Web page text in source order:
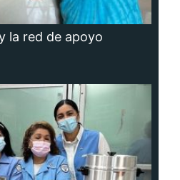
la red de apoyo